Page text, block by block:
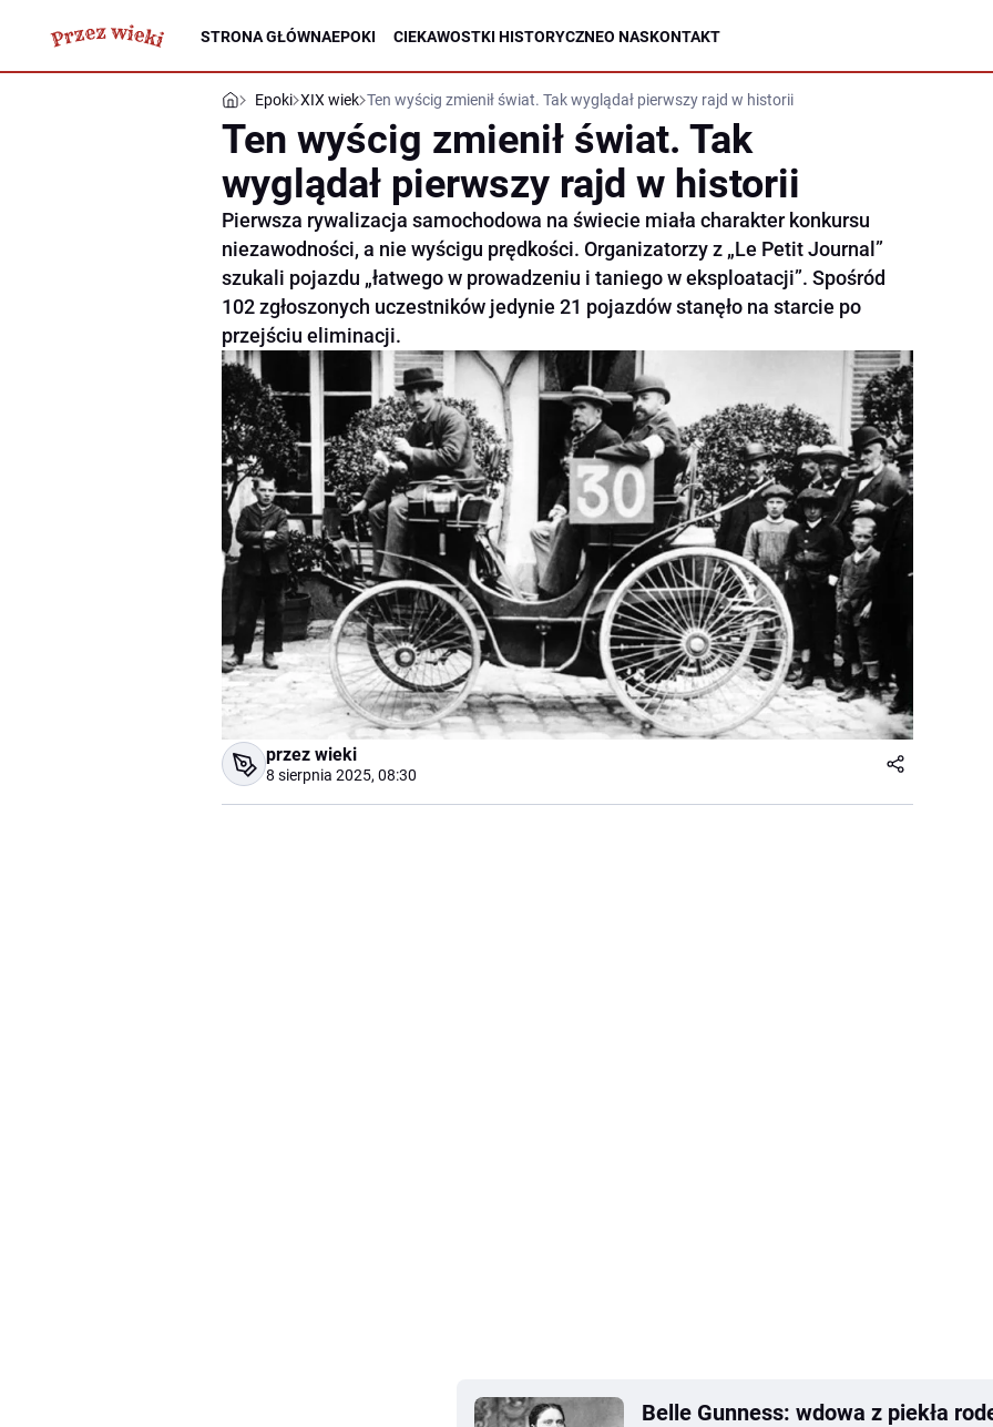
STRONA GŁÓWNAEPOKI CIEKAWOSTKI HISTORYCZNEO NASKONTAKT
Epoki XIX wiek Ten wyścig zmienił świat. Tak wyglądał pierwszy rajd w historii
Ten wyścig zmienił świat. Tak
wyglądał pierwszy rajd w historii
Pierwsza rywalizacja samochodowa na świecie miała charakter konkursu
niezawodności, a nie wyścigu prędkości. Organizatorzy z „Le Petit Journal”
szukali pojazdu „łatwego w prowadzeniu i taniego w eksploatacji”. Spośród
102 zgłoszonych uczestników jedynie 21 pojazdów stanęło na starcie po
przejściu eliminacji.
przez wieki
8 sierpnia 2025, 08:30
Belle Gunness: wdowa z piekła